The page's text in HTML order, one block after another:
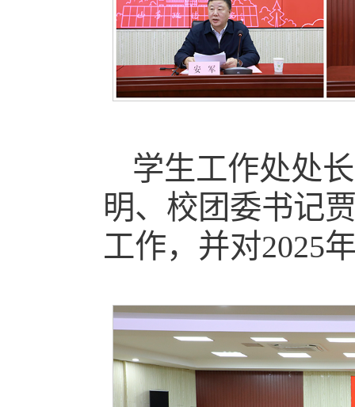
学生工作处处
明、校团委书记
工作，并对2025